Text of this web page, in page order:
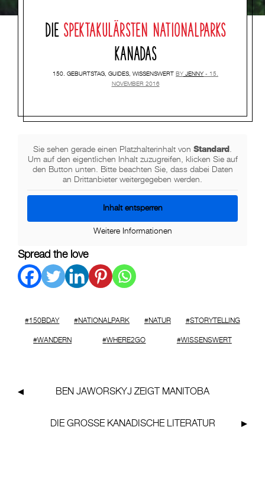
DIE SPEKTAKULÄRSTEN NATIONALPARKS
KANADAS
150. GEBURTSTAG GUIDES WISSENSWERT BY JENNY
15.
NOVEMBER 2016
Sie sehen gerade einen Platzhalterinhalt von Standard.
Um auf den eigentlichen Inhalt zuzugreifen, klicken Sie auf
den Button unten. Bitte beachten Sie, dass dabei Daten
an Drittanbieter weitergegeben werden.
Inhalt entsperren
Weitere Informationen
Spread the love
150BDAY NATIONALPARK NATUR STORYTELLING
WANDERN WHERE2GO WISSENSWERT
BEN JAWORSKYJ ZEIGT MANITOBA
DIE GROSSE KANADISCHE LITERATUR